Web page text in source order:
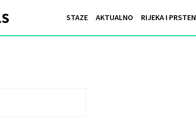
STAZE AKTUALNO RIJEKA I PRSTEN